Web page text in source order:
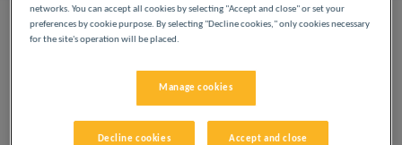
networks. You can accept all cookies by selecting "Accept and close" or set your
preferences by cookie purpose. By selecting "Decline cookies," only cookies necessary
for the site's operation will be placed.
Manage cookies
Decline cookies Accept and close